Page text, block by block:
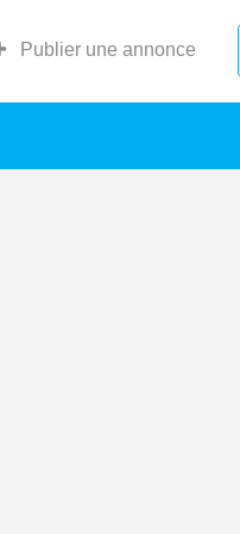
Publier une annonce